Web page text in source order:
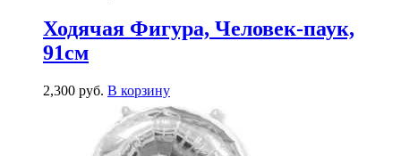
Ходячая Фигура, Человек-паук,
91см
2,300 руб. В корзину